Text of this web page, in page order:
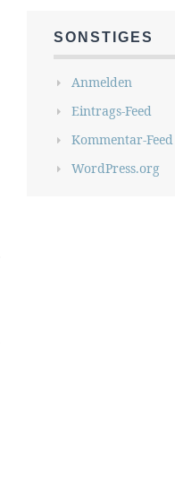
SONSTIGES
Anmelden
Eintrags-Feed
Kommentar-Feed
WordPress.org